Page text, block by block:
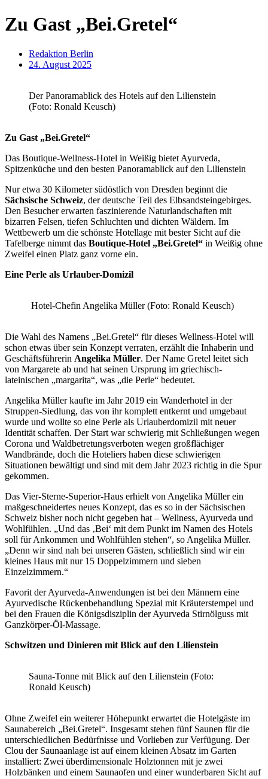
Zu Gast „Bei.Gretel“
Redaktion Berlin
24. August 2025
Der Panoramablick des Hotels auf den Lilienstein
(Foto: Ronald Keusch)
Zu Gast „Bei.Gretel“
Das Boutique-Wellness-Hotel in Weißig bietet Ayurveda,
Spitzenküche und den besten Panoramablick auf den Lilienstein
Nur etwa 30 Kilometer südöstlich von Dresden beginnt die
Sächsische Schweiz, der deutsche Teil des Elbsandsteingebirges.
Den Besucher erwarten faszinierende Naturlandschaften mit
bizarren Felsen, tiefen Schluchten und dichten Wäldern. Im
Wettbewerb um die schönste Hotellage mit bester Sicht auf die
Tafelberge nimmt das Boutique-Hotel „Bei.Gretel“ in Weißig ohne
Zweifel einen Platz ganz vorne ein.
Eine Perle als Urlauber-Domizil
Hotel-Chefin Angelika Müller (Foto: Ronald Keusch)
Die Wahl des Namens „Bei.Gretel“ für dieses Wellness-Hotel will
schon etwas über sein Konzept verraten, erzählt die Inhaberin und
Geschäftsführerin Angelika Müller. Der Name Gretel leitet sich
von Margarete ab und hat seinen Ursprung im griechisch-
lateinischen „margarita“, was „die Perle“ bedeutet.
Angelika Müller kaufte im Jahr 2019 ein Wanderhotel in der
Struppen-Siedlung, das von ihr komplett entkernt und umgebaut
wurde und wollte so eine Perle als Urlauberdomizil mit neuer
Identität schaffen. Der Start war schwierig mit Schließungen wegen
Corona und Waldbetretungsverboten wegen großflächiger
Wandbrände, doch die Hoteliers haben diese schwierigen
Situationen bewältigt und sind mit dem Jahr 2023 richtig in die Spur
gekommen.
Das Vier-Sterne-Superior-Haus erhielt von Angelika Müller ein
maßgeschneidertes neues Konzept, das es so in der Sächsischen
Schweiz bisher noch nicht gegeben hat – Wellness, Ayurveda und
Wohlfühlen. „Und das ‚Bei‘ mit dem Punkt im Namen des Hotels
soll für Ankommen und Wohlfühlen stehen“, so Angelika Müller.
„Denn wir sind nah bei unseren Gästen, schließlich sind wir ein
kleines Haus mit nur 15 Doppelzimmern und sieben
Einzelzimmern.“
Favorit der Ayurveda-Anwendungen ist bei den Männern eine
Ayurvedische Rückenbehandlung Spezial mit Kräuterstempel und
bei den Frauen die Königsdisziplin der Ayurveda Stirnölguss mit
Ganzkörper-Öl-Massage.
Schwitzen und Dinieren mit Blick auf den Lilienstein
Sauna-Tonne mit Blick auf den Lilienstein (Foto:
Ronald Keusch)
Ohne Zweifel ein weiterer Höhepunkt erwartet die Hotelgäste im
Saunabereich „Bei.Gretel“. Insgesamt stehen fünf Saunen für die
unterschiedlichen Bedürfnisse und Vorlieben zur Verfügung. Der
Clou der Saunaanlage ist auf einem kleinen Absatz im Garten
installiert: Zwei überdimensionale Holztonnen mit je zwei
Holzbänken und einem Saunaofen und einer wunderbaren Sicht auf